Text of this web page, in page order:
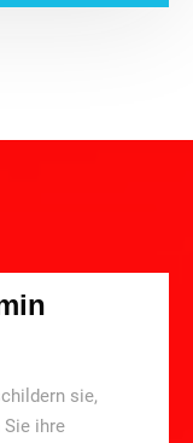
sie,
ihre